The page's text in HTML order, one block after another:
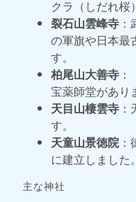
クラ（しだれ桜
裂石山雲峰寺
の軍旗や日本最
す。
柏尾山大善寺
宝薬師堂があり
天目山棲雲寺
す。
天童山景徳院：
に建立しました。
主な神社